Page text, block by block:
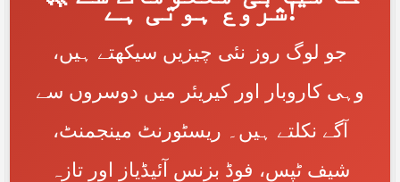
شروع ہوتی ہے!
جو لوگ روز نئی چیزیں سیکھتے ہیں،
وہی کاروبار اور کیریئر میں دوسروں سے
آگے نکلتے ہیں۔ ریسٹورنٹ مینجمنٹ،
شیف ٹپس، فوڈ بزنس آئیڈیاز اور تازہ